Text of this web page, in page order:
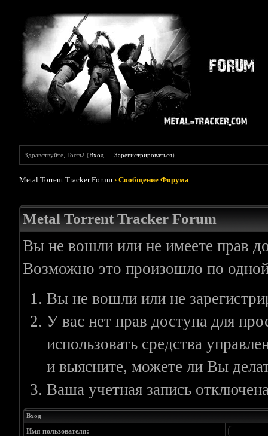
Здравствуйте, Гость! (Вход —Зарегистрироваться)
Metal Torrent Tracker Forum ›Сообщение Форума
Metal Torrent Tracker Forum
Вы не вошли или не имеете прав
Возможно это произошло по
Вы не вошли или не
У вас нет прав доступа для
использовать средства
и выясните, можете ли Вы
Ваша учетная запись
Вход
Имя пользователя: